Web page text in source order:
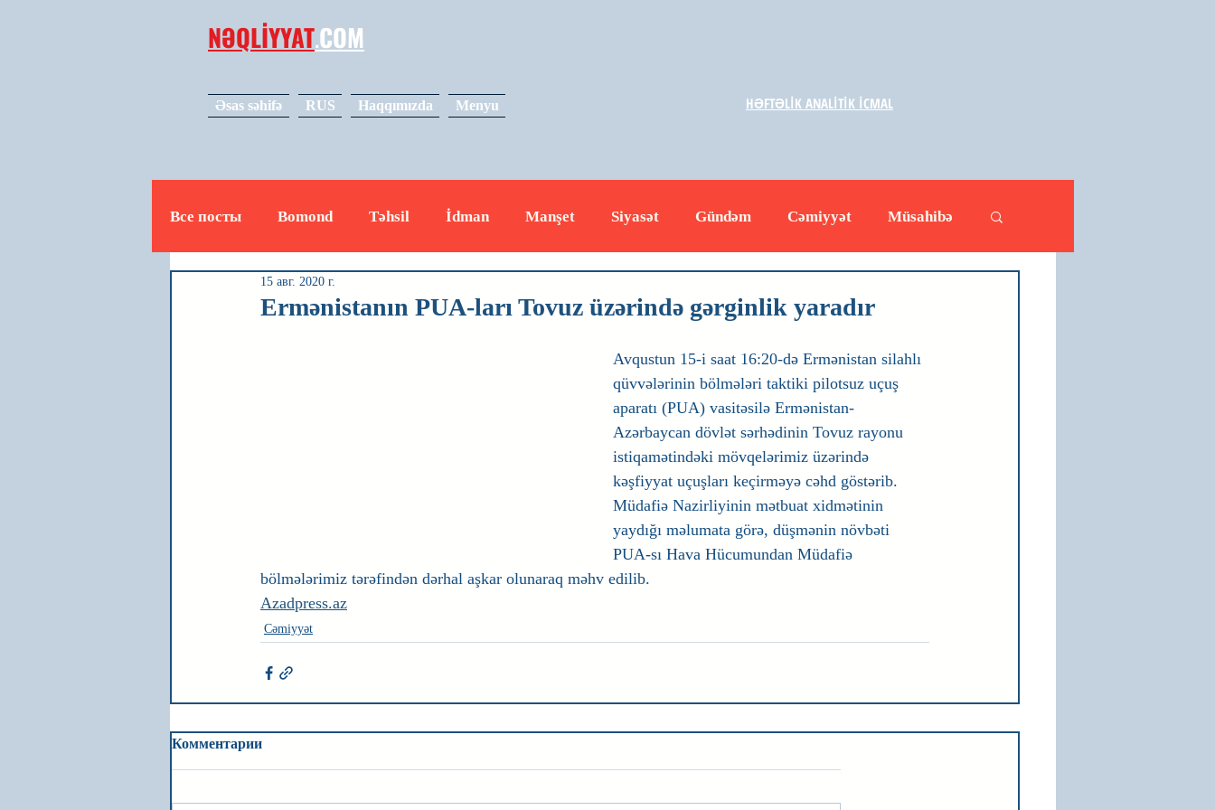
NƏQLİYYAT.COM
Əsas səhifə RUS Haqqımızda Menyu
Все посты Bomond Təhsil İdman Manşet Siyasət Gündəm Cəmiyyət Müsahibə
Video
Ermənistanın PUA-ları Tovuz üzərində gərginlik yaradır
15 авг. 2020 г.
Avqustun 15-i saat 16:20-də Ermənistan silahlı
qüvvələrinin bölmələri taktiki pilotsuz uçuş
aparatı (PUA) vasitəsilə Ermənistan-
Azərbaycan dövlət sərhədinin Tovuz rayonu
istiqamətindəki mövqelərimiz üzərində
kəşfiyyat uçuşları keçirməyə cəhd göstərib.
Müdafiə Nazirliyinin mətbuat xidmətinin
yaydığı məlumata görə, düşmənin növbəti
PUA-sı Hava Hücumundan Müdafiə
bölmələrimiz tərəfindən dərhal aşkar olunaraq məhv edilib.
Azadpress.az
Cəmiyyət
Комментарии
HƏFTƏLİK ANALİTİK İCMAL